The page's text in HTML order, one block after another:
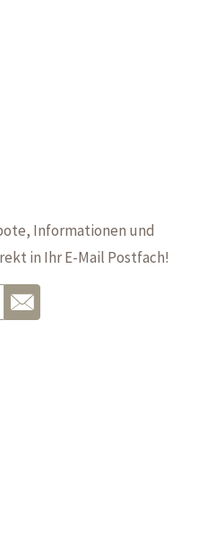
Informationen und
in Ihr E-Mail Postfach!